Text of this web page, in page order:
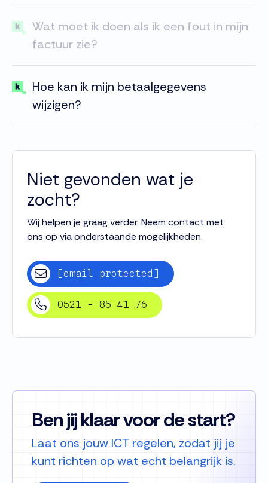
Wat moet ik doen als ik een fout in mijn
factuur zie?
Hoe kan ik mijn betaalgegevens
wijzigen?
Niet gevonden wat je
zocht?
Wij helpen je graag verder. Neem contact met
ons op via onderstaande mogelijkheden.
[email protected]
0521 - 85 41 76
Ben jij klaar voor de start?
Laat ons jouw ICT regelen, zodat jij je
kunt richten op wat echt belangrijk is.